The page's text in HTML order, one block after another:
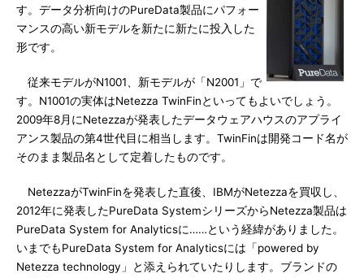
す。データ分析向けのPureData製品にパフォー
マンスの高い新モデルを新たに新たに投入した
形です。
従来モデルがN1001、新モデルが「N2001」で
す。N1001の実体はNetezza TwinFinといってもよいでしょう。
2009年8月にNetezzaが発表したデータウェアハウスのアプライ
アンス製品の第4世代目に相当します。TwinFinは開発コード名が
そのまま製品名として定着したものです。
NetezzaがTwinFinを発表した直後、IBMがNetezzaを買収し、
2012年に発表したPureData SystemシリーズからNetezza製品は
PureData System for Analyticsに……という経緯がありました。
いまでもPureData System for Analyticsには「powered by
Netezza technology」と添えられていたりします。ブランドの